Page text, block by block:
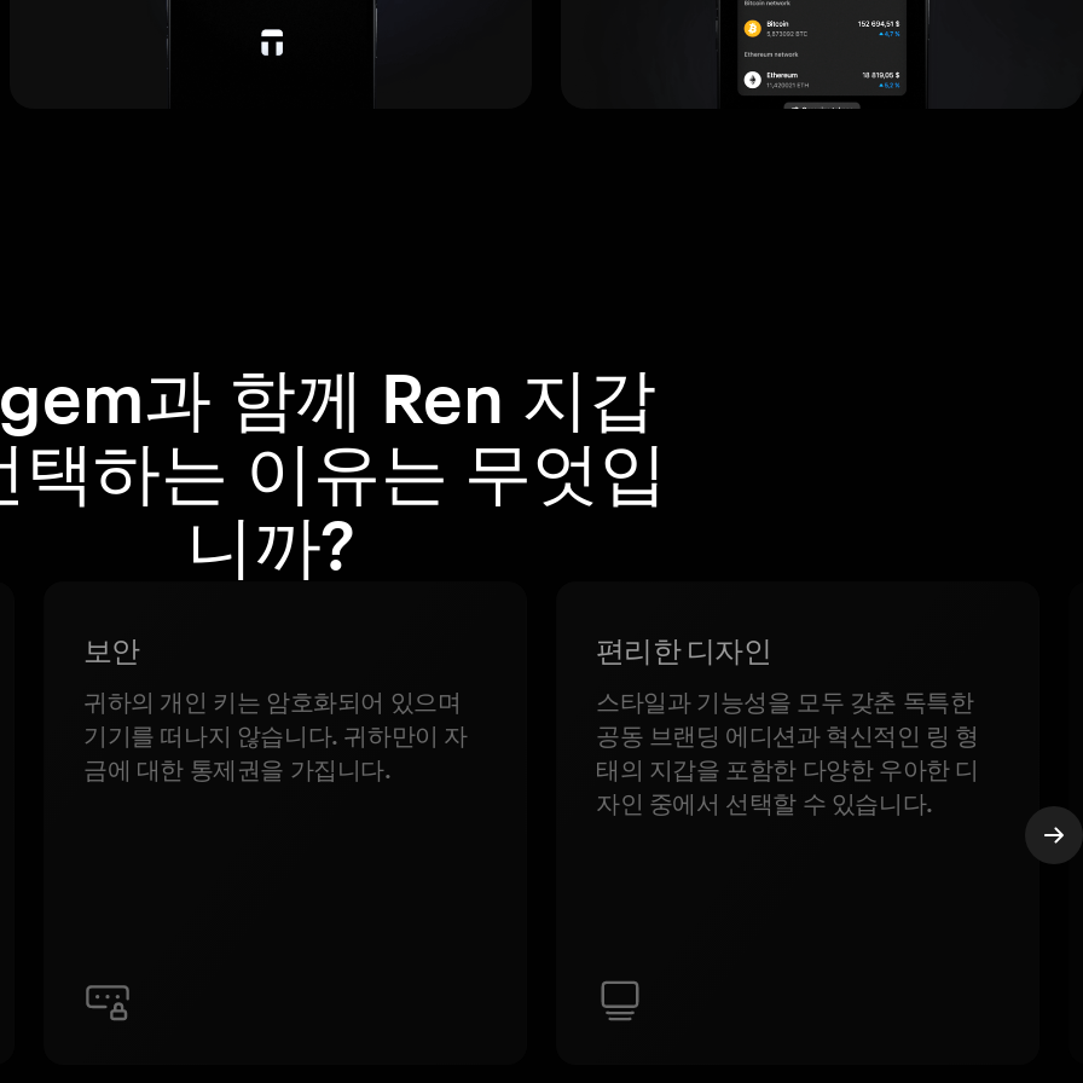
과 함께 Ren 지갑
택하는 이유는 무엇입
니까?
보안
귀하의 개인 키는 암호화되어 있으며
기기를 떠나지 않습니다. 귀하만이 자
금에 대한 통제권을 가집니다.
편리한 디자인
스타일과 기능성을 모두 갖춘 독특한
공동 브랜딩 에디션과 혁신적인 링 형
태의 지갑을 포함한 다양한 우아한 디
자인 중에서 선택할 수 있습니다.